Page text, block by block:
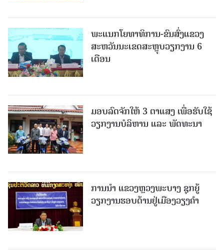
ພະແນກໂຍທາທິການ-ຂົນສົ່ງແຂວງ
ສະຫວັນນະເຂດສະຫຼຸບວຽກງານ 6
ເດືອນ
ມອບລົດຈັກໃຫ້ 3 ຕາແສງ ເພື່ອຮັບໃຊ້
ວຽກງານບໍລິຫານ ແລະ ພັດທະນາ
ການນຳ ແຂວງຫຼວງພະບາງ ຊຸກຍູ້
ວຽກງານຮອບດ້ານຢູ່ເມືອງວຽງຄໍາ